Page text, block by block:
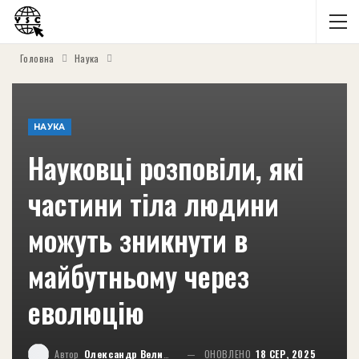
Головна Наука
НАУКА
Науковці розповіли, які
частини тіла людини
можуть зникнути в
майбутньому через
еволюцію
Автор Олександр Великий ОНОВЛЕНО 18 СЕР, 2025